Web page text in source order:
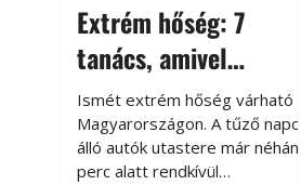
Extrém hőség: 7
tanács, amivel
megóvhatjuk
autónkat a nyári
károktól
Ismét extrém hőség várható
Magyarországon. A tűző napon
álló autók utastere már néhány
perc alatt rendkívül